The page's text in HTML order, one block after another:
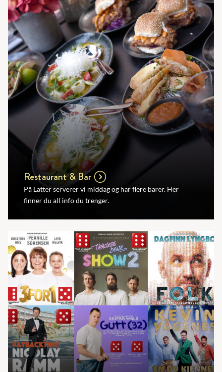
Restaurant & Bar
På Latter serverer vi middag og har flere barer. Her
finner du all info du trenger.